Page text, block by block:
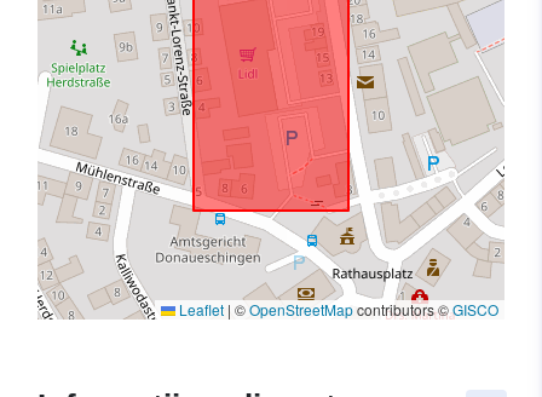
Leaflet | ©OpenStreetMapcontributors ©GISCO